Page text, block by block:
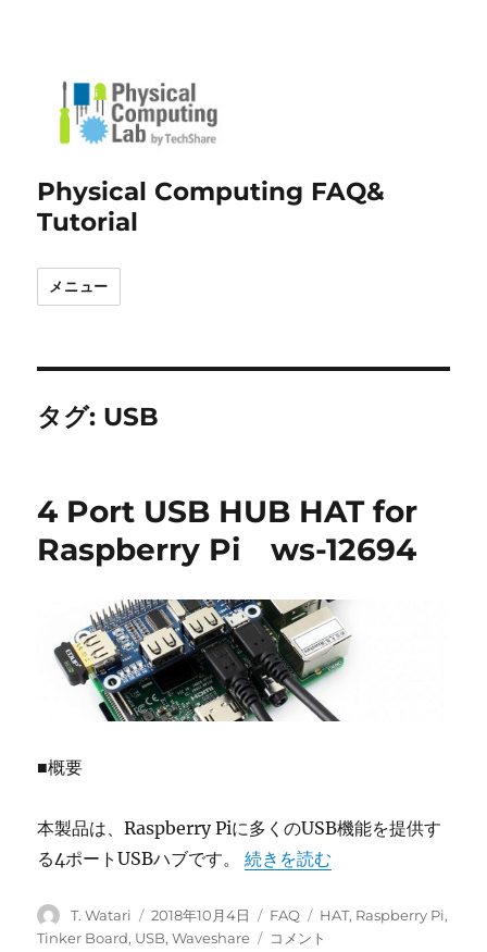
Physical Computing FAQ&
Tutorial
メニュー
タグ: USB
4 Port USB HUB HAT for
Raspberry Pi ws-12694
■概要
本製品は、Raspberry Piに多くのUSB機能を提供す
る4ポートUSBハブです。“4 Port USB HUB HAT for
続きを読む
投
稿
T. Watari
投
稿
2018年10月4日
カ
テ
FAQ
タ
グ
HAT, Raspberry Pi,
Tinker Board, USB,Waveshare
4
コメント